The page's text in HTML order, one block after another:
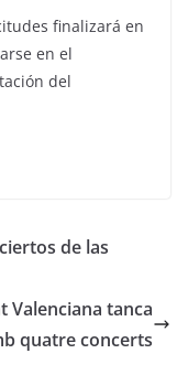
finalizará en
en el
del
de las
Valenciana tanca
quatre concerts